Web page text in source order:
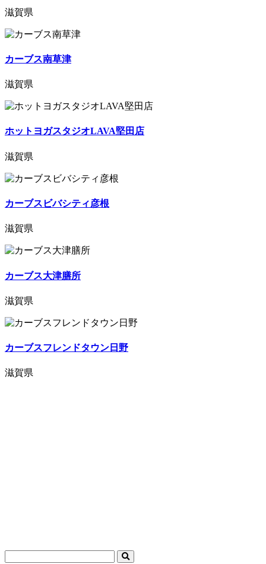
滋賀県
カーブス南草津
滋賀県
ホットヨガスタジオLAVA堅田店
滋賀県
カーブスビバシティ彦根
滋賀県
カーブス大津膳所
滋賀県
カーブスフレンドタウン日野
滋賀県